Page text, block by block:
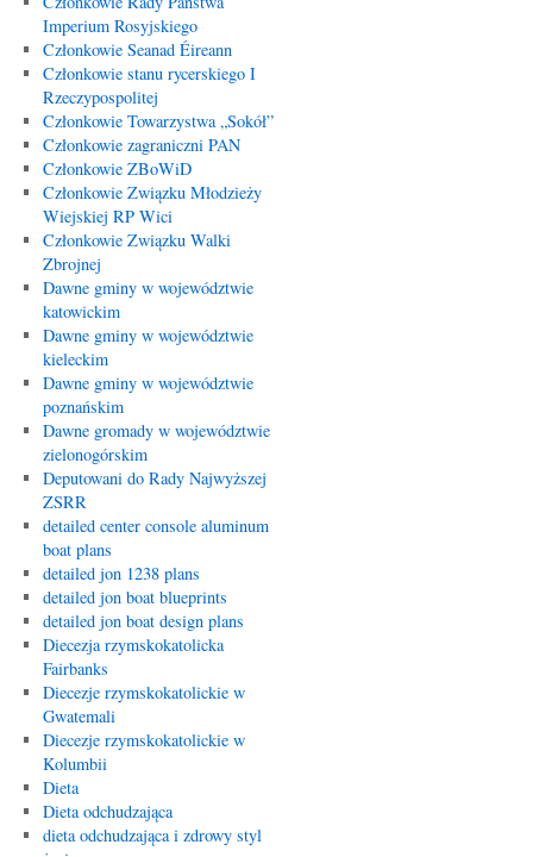
Imperium Rosyjskiego
Członkowie Seanad Éireann
Członkowie stanu rycerskiego I
Rzeczypospolitej
Członkowie Towarzystwa „Sokół”
Członkowie zagraniczni PAN
Członkowie ZBoWiD
Członkowie Związku Młodzieży
Wiejskiej RP Wici
Członkowie Związku Walki
Zbrojnej
Dawne gminy w województwie
katowickim
Dawne gminy w województwie
kieleckim
Dawne gminy w województwie
poznańskim
Dawne gromady w województwie
zielonogórskim
Deputowani do Rady Najwyższej
ZSRR
detailed center console aluminum
boat plans
detailed jon 1238 plans
detailed jon boat blueprints
detailed jon boat design plans
Diecezja rzymskokatolicka
Fairbanks
Diecezje rzymskokatolickie w
Gwatemali
Diecezje rzymskokatolickie w
Kolumbii
Dieta
Dieta odchudzająca
dieta odchudzająca i zdrowy styl